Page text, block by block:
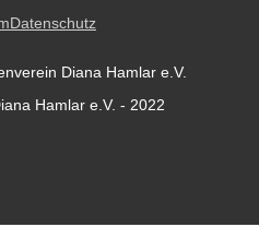
Datenschutz
Diana Hamlar e.V.
Hamlar e.V. - 2022